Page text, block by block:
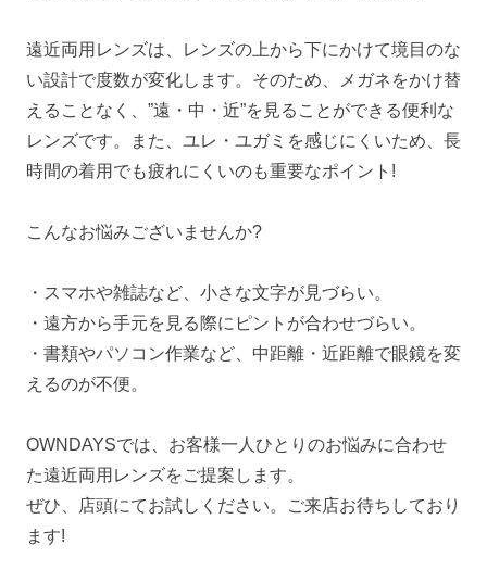
遠近両用レンズは、レンズの上から下にかけて境目のな
い設計で度数が変化します。そのため、メガネをかけ替
えることなく、”遠・中・近”を見ることができる便利な
レンズです。また、ユレ・ユガミを感じにくいため、長
時間の着用でも疲れにくいのも重要なポイント!
こんなお悩みございませんか?
・スマホや雑誌など、小さな文字が見づらい。
・遠方から手元を見る際にピントが合わせづらい。
・書類やパソコン作業など、中距離・近距離で眼鏡を変
えるのが不便。
OWNDAYSでは、お客様一人ひとりのお悩みに合わせ
た遠近両用レンズをご提案します。
ぜひ、店頭にてお試しください。ご来店お待ちしており
ます!